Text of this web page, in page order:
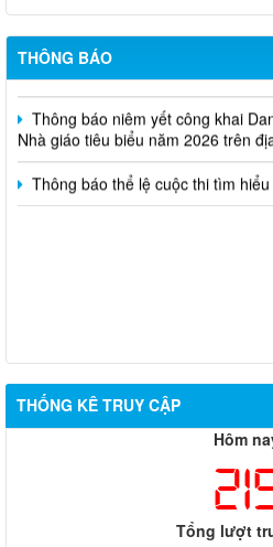
THÔNG BÁO
Thông báo triệu tập thi sinh đủ
dụng viên chức Trung tâm Dịch vụ
năm 2026
Thông báo niêm yết công khai
Nhà giáo tiêu biểu năm 2026 trên
Thông báo thể lệ cuộc thi tìm hiểu
THỐNG KÊ TRUY CẬP
Hôm
Tổng lượt